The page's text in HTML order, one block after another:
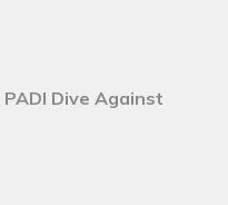
PADI Dive Against